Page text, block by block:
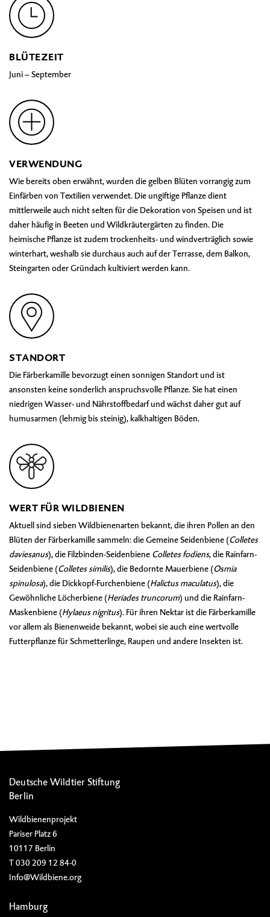
BLÜTEZEIT
Juni – September
VERWENDUNG
Wie bereits oben erwähnt, wurden die gelben Blüten vorrangig zum
Einfärben von Textilien verwendet. Die ungiftige Pflanze dient
mittlerweile auch nicht selten für die Dekoration von Speisen und ist
daher häufig in Beeten und Wildkräutergärten zu finden. Die
heimische Pflanze ist zudem trockenheits- und windverträglich sowie
winterhart, weshalb sie durchaus auch auf der Terrasse, dem Balkon,
Steingarten oder Gründach kultiviert werden kann.
STANDORT
Die Färberkamille bevorzugt einen sonnigen Standort und ist
ansonsten keine sonderlich anspruchsvolle Pflanze. Sie hat einen
niedrigen Wasser- und Nährstoffbedarf und wächst daher gut auf
humusarmen (lehmig bis steinig), kalkhaltigen Böden.
WERT FÜR WILDBIENEN
Aktuell sind sieben Wildbienenarten bekannt, die ihren Pollen an den
Blüten der Färberkamille sammeln: dieGemeine Seidenbiene (Colletes
daviesanus), die Filzbinden-Seidenbiene Colletes fodiens, die Rainfarn-
Seidenbiene (Colletes similis), die Bedornte Mauerbiene (Osmia
spinulosa), die Dickkopf-Furchenbiene (Halictus maculatus), die
Gewöhnliche Löcherbiene (Heriades truncorum) und die Rainfarn-
Maskenbiene (Hylaeus nigritus). Für ihren Nektar ist die Färberkamille
vor allem als Bienenweide bekannt, wobei sie auch eine wertvolle
Futterpflanze für Schmetterlinge, Raupen und andere Insekten ist.
Deutsche Wildtier Stiftung
Berlin
Wildbienenprojekt
Pariser Platz 6
10117 Berlin
T 030 209 12 84-0
Info@Wildbiene.org
Hamburg